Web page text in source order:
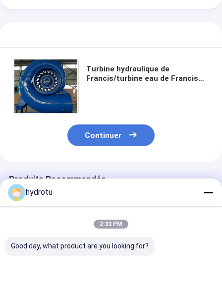
Turbine hydraulique de
Francis/turbine eau de Francis
Continuer
Produits Recommandés
hydrotu
2:33 PM
Good day, what product are you looking for?